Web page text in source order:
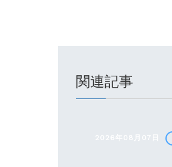
関連記事
2026年08月07日